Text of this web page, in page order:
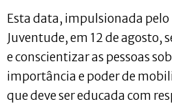
Esta data, impulsionada
Juventude, em 12 de agosto,
e conscientizar as pessoas
importância e poder de
que deve ser educada com